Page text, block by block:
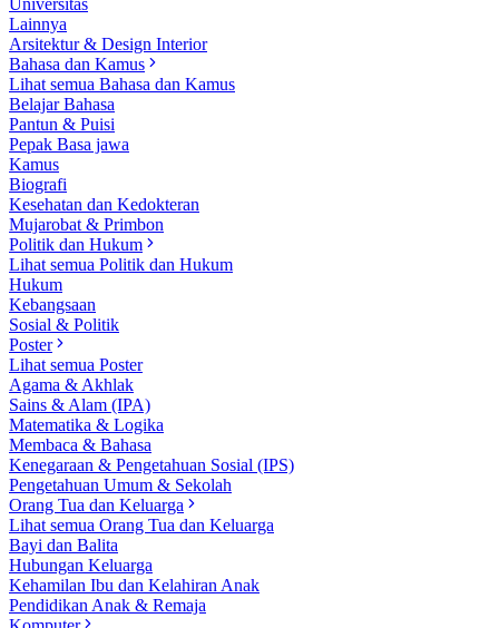
Universitas
Lainnya
Arsitektur & Design Interior
Bahasa dan Kamus
Lihat semua Bahasa dan Kamus
Belajar Bahasa
Pantun & Puisi
Pepak Basa jawa
Kamus
Biografi
Kesehatan dan Kedokteran
Mujarobat & Primbon
Politik dan Hukum
Lihat semua Politik dan Hukum
Hukum
Kebangsaan
Sosial & Politik
Poster
Lihat semua Poster
Agama & Akhlak
Sains & Alam (IPA)
Matematika & Logika
Membaca & Bahasa
Kenegaraan & Pengetahuan Sosial (IPS)
Pengetahuan Umum & Sekolah
Orang Tua dan Keluarga
Lihat semua Orang Tua dan Keluarga
Bayi dan Balita
Hubungan Keluarga
Kehamilan Ibu dan Kelahiran Anak
Pendidikan Anak & Remaja